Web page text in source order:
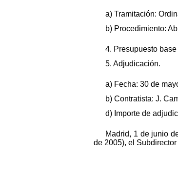
a) Tramitación:
b) Procedimiento:
4. Presupuesto
5. Adjudicación.
a) Fecha: 30 de
b) Contratista: J.
d) Importe de
Madrid, 1 de junio
de 2005), el